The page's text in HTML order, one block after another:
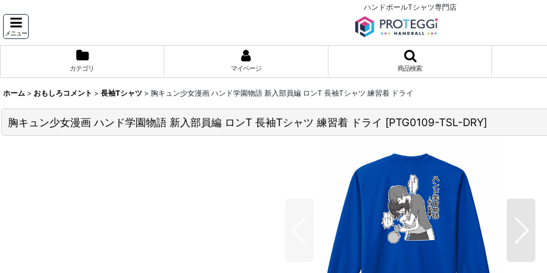
ハンドボールTシャツ専門店
メニュー
カテゴリ マイページ 商品検索
ホーム > おもしろコメント > 長袖Tシャツ > 胸キュン少女漫画 ハンド学園物語 新入部員編 ロンT 長袖Tシャツ 練習着 ドライ
胸キュン少女漫画 ハンド学園物語 新入部員編 ロンT 長袖Tシャツ 練習着 ドライ [PTG0109-TSL-DRY]